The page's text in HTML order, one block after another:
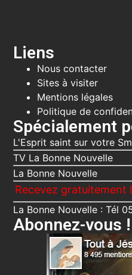
Liens
Nous contacter
Sites à visiter
Mentions légales
Politique de
Spécialement
L'Esprit saint sur votre
TV La Bonne Nouvelle
La Bonne Nouvelle
Recevez gratuitement
La Bonne Nouvelle : Tél
Abonnez-vous !